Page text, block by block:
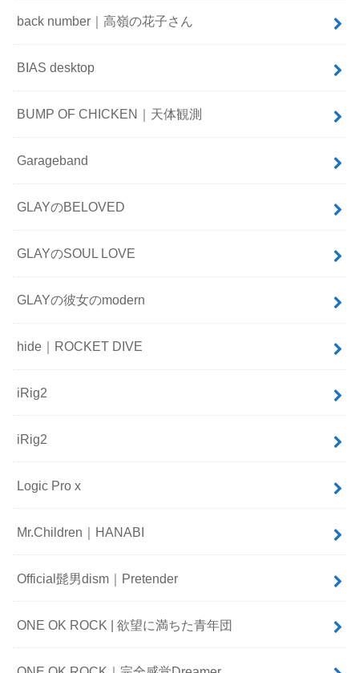
back number｜高嶺の花子さん
BIAS desktop
BUMP OF CHICKEN｜天体観測
Garageband
GLAYのBELOVED
GLAYのSOUL LOVE
GLAYの彼女のmodern
hide｜ROCKET DIVE
iRig2
iRig2
Logic Pro x
Mr.Children｜HANABI
Official髭男dism｜Pretender
ONE OK ROCK | 欲望に満ちた青年団